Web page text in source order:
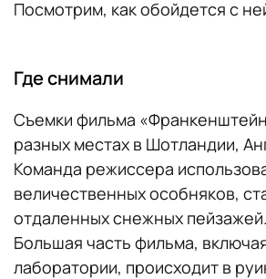
Посмотрим, как обойдется с
Где снимали
Съемки фильма
разных местах в Шотландии,
Команда режиссера
величественных особняков,
отдаленных снежных пейзажей.
Большая часть фильма,
лаборатории, происходит в